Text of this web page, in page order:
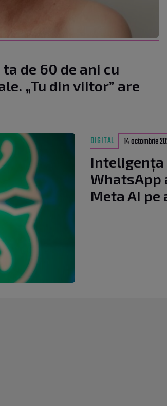
de 60 de ani cu
„Tu din viitor” are
DIGITAL 14 octombrie
WhatsApp
Meta AI